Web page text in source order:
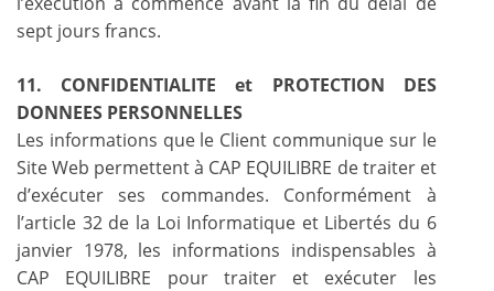
sept jours francs.
11. CONFIDENTIALITE et PROTECTION DES
DONNEES PERSONNELLES
Les informations que le Client communique sur le
Site Web permettent à CAP EQUILIBRE de traiter et
d’exécuter ses commandes. Conformément à
l’article 32 de la Loi Informatique et Libertés du 6
janvier 1978, les informations indispensables à
CAP EQUILIBRE pour traiter et exécuter les